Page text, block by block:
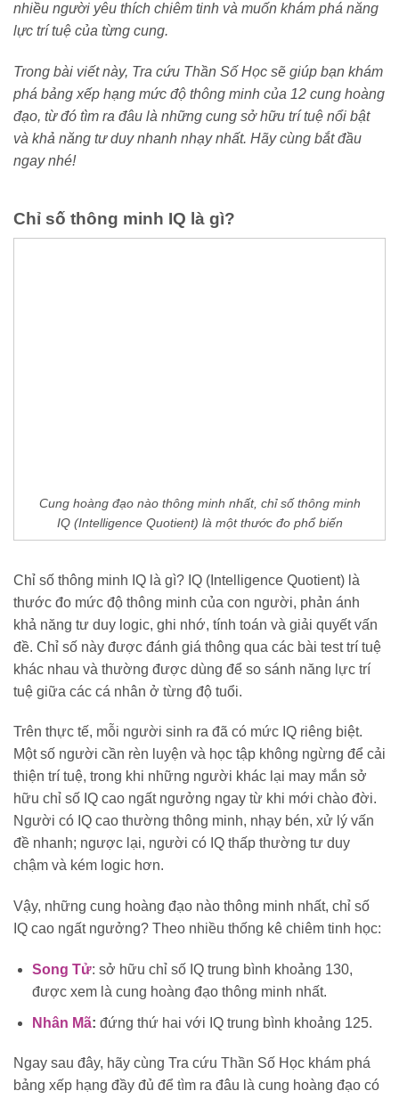
nhiều người yêu thích chiêm tinh và muốn khám phá năng
lực trí tuệ của từng cung.
Trong bài viết này, Tra cứu Thần Số Học sẽ giúp bạn khám
phá bảng xếp hạng mức độ thông minh của 12 cung hoàng
đạo, từ đó tìm ra đâu là những cung sở hữu trí tuệ nổi bật
và khả năng tư duy nhanh nhạy nhất. Hãy cùng bắt đầu
ngay nhé!
Chỉ số thông minh IQ là gì?
Cung hoàng đạo nào thông minh nhất, chỉ số thông minh
IQ (Intelligence Quotient) là một thước đo phổ biến
Chỉ số thông minh IQ là gì? IQ (Intelligence Quotient) là
thước đo mức độ thông minh của con người, phản ánh
khả năng tư duy logic, ghi nhớ, tính toán và giải quyết vấn
đề. Chỉ số này được đánh giá thông qua các bài test trí tuệ
khác nhau và thường được dùng để so sánh năng lực trí
tuệ giữa các cá nhân ở từng độ tuổi.
Trên thực tế, mỗi người sinh ra đã có mức IQ riêng biệt.
Một số người cần rèn luyện và học tập không ngừng để cải
thiện trí tuệ, trong khi những người khác lại may mắn sở
hữu chỉ số IQ cao ngất ngưởng ngay từ khi mới chào đời.
Người có IQ cao thường thông minh, nhạy bén, xử lý vấn
đề nhanh; ngược lại, người có IQ thấp thường tư duy
chậm và kém logic hơn.
Vậy, những cung hoàng đạo nào thông minh nhất, chỉ số
IQ cao ngất ngưởng? Theo nhiều thống kê chiêm tinh học:
Song Tử: sở hữu chỉ số IQ trung bình khoảng 130,
được xem là cung hoàng đạo thông minh nhất.
Nhân Mã: đứng thứ hai với IQ trung bình khoảng 125.
Ngay sau đây, hãy cùng Tra cứu Thần Số Học khám phá
bảng xếp hạng đầy đủ để tìm ra đâu là cung hoàng đạo có